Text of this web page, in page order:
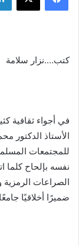
كتب….نزار سلامة
في أجواء ثقافية
الأستاذ الدكتور
للمجتمعات
نفسه بإلحاح كلما
الصراعات
ضميرًا أخلاقيًا